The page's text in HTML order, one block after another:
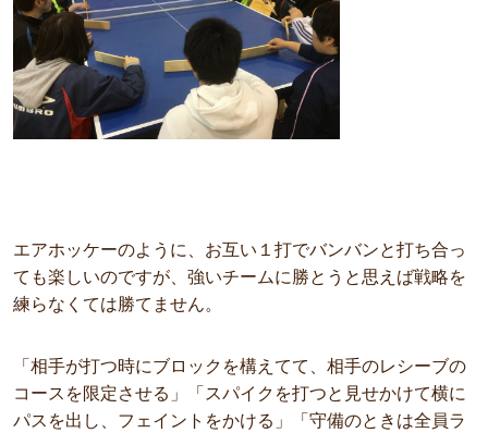
エアホッケーのように、お互い１打でバンバンと打ち合っ
ても楽しいのですが、強いチームに勝とうと思えば戦略を
練らなくては勝てません。
「相手が打つ時にブロックを構えてて、相手のレシーブの
コースを限定させる」「スパイクを打つと見せかけて横に
パスを出し、フェイントをかける」「守備のときは全員ラ